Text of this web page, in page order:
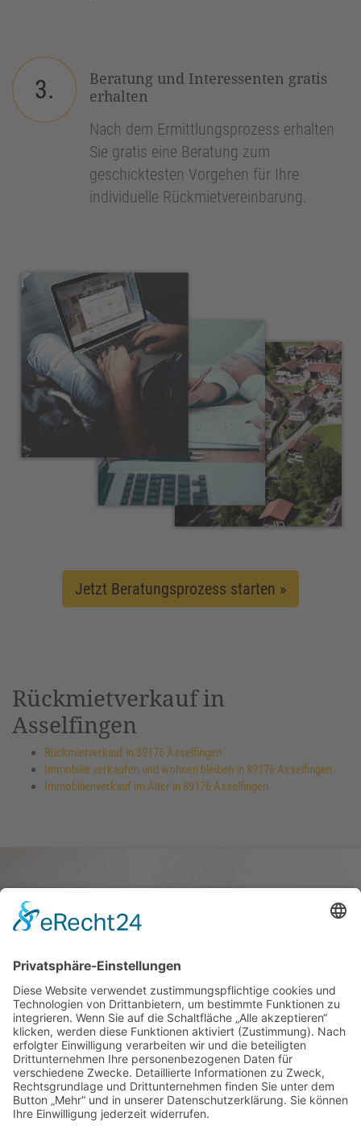
3.
Beratung und Interessenten gratis
erhalten
Nach dem Ermittlungsprozess erhalten
Sie gratis eine Beratung zum
geschicktesten Vorgehen für Ihre
individuelle Rückmietvereinbarung.
Jetzt Beratungsprozess starten »
Rückmietverkauf in
Asselfingen
Rückmietverkauf in 89176 Asselfingen
Immobilie verkaufen und wohnen bleiben in 89176 Asselfingen
Immobilienverkauf im Alter in 89176 Asselfingen
verkaufen und darin
wohnen bleiben
Verkaufen Sie Ihr Haus oder Ihre
Eigen­tums­woh­nung und bleiben Sie
darin wohnen.
Jetzt Ermittlung starten »